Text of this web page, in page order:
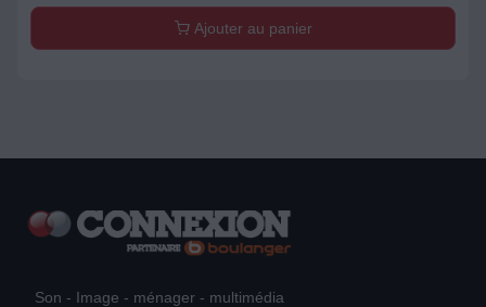
Ajouter au panier
Son - Image - ménager - multimédia